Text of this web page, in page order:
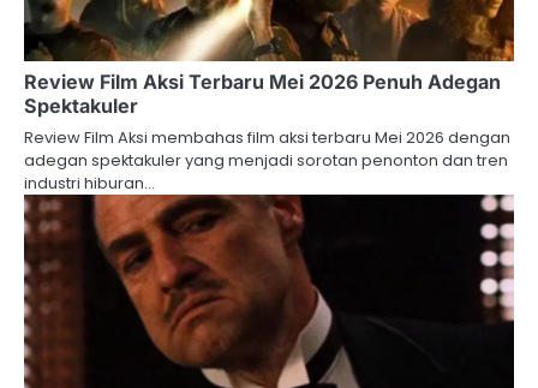
Review Film Aksi Terbaru Mei 2026 Penuh Adegan
Spektakuler
Review Film Aksi membahas film aksi terbaru Mei 2026 dengan
adegan spektakuler yang menjadi sorotan penonton dan tren
industri hiburan…